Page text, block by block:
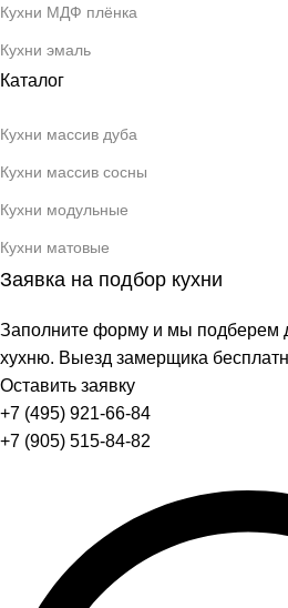
Кухни МДФ плёнка
Кухни эмаль
Каталог
Кухни массив дуба
Кухни массив сосны
Кухни модульные
Кухни матовые
Заявка на подбор кухни
Заполните форму и мы подберем
хухню. Выезд замерщика
Оставить заявку
+7 (495) 921-66-84
+7 (905) 515-84-82